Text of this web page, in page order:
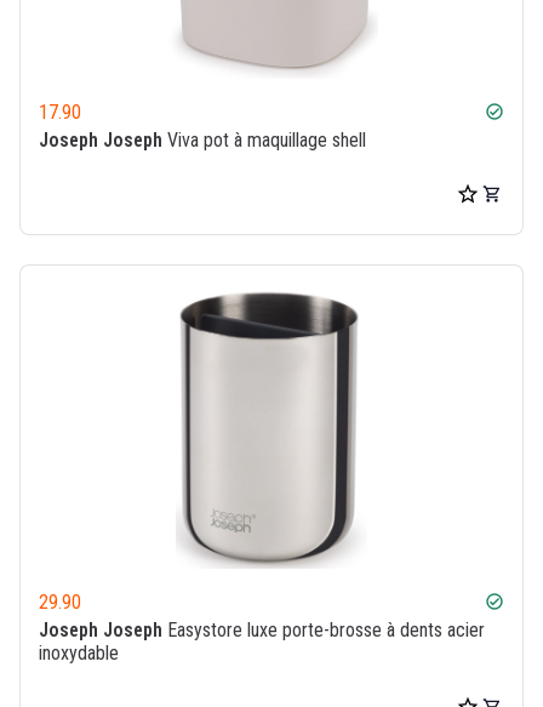
17.90 check_circle
Joseph Joseph Viva pot à maquillage shell
29.90 check_circle
Joseph Joseph Easystore luxe porte-brosse à dents acier
inoxydable